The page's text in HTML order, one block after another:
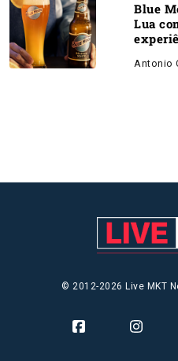
Blue
Lua
Antonio
© 2012-2026 Live MKT